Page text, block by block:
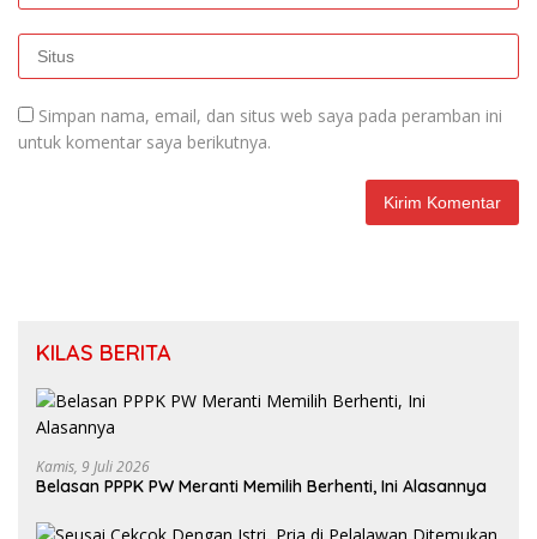
Simpan nama, email, dan situs web saya pada peramban ini
untuk komentar saya berikutnya.
KILAS BERITA
Kamis, 9 Juli 2026
Belasan PPPK PW Meranti Memilih Berhenti, Ini Alasannya